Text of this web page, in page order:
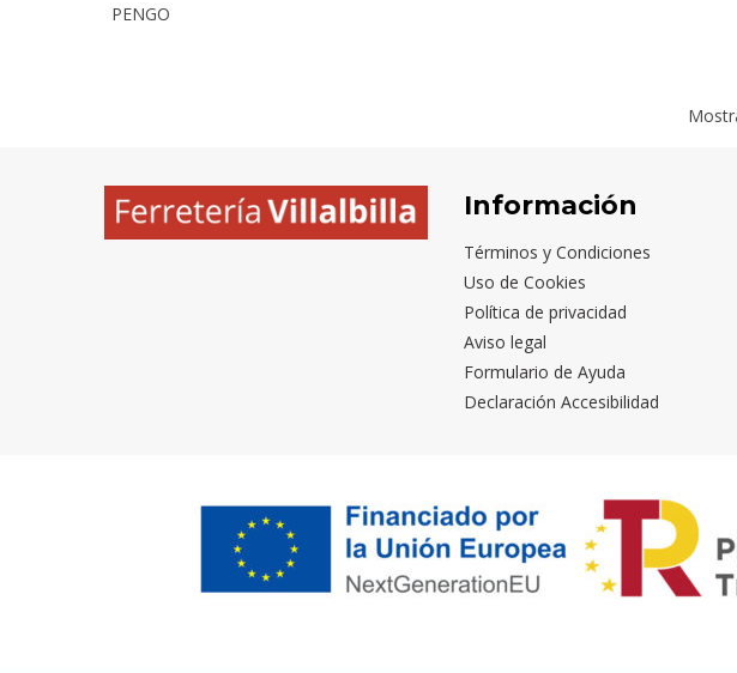
PENGO
Información
Términos y Condiciones
Uso de Cookies
Política de privacidad
Aviso legal
Formulario de Ayuda
Declaración Accesibilidad